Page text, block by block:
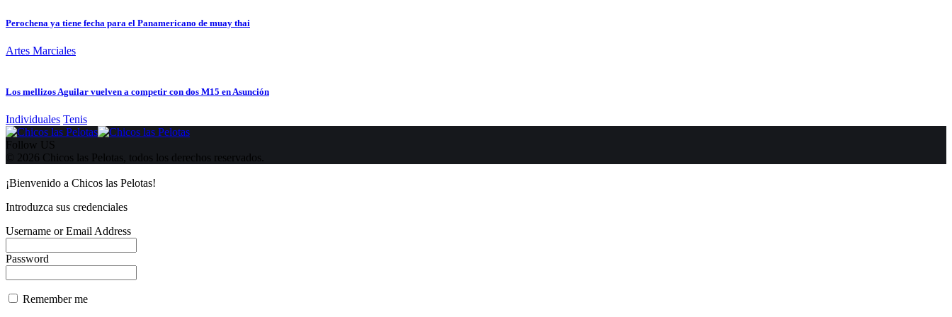
Perochena ya tiene fecha para el Panamericano de muay thai
Artes Marciales
Los mellizos Aguilar vuelven a competir con dos M15 en Asunción
Individuales Tenis
Follow US
© 2026 Chicos las Pelotas, todos los derechos reservados.
¡Bienvenido a Chicos las Pelotas!
Introduzca sus credenciales
Username or Email Address
Password
Remember me